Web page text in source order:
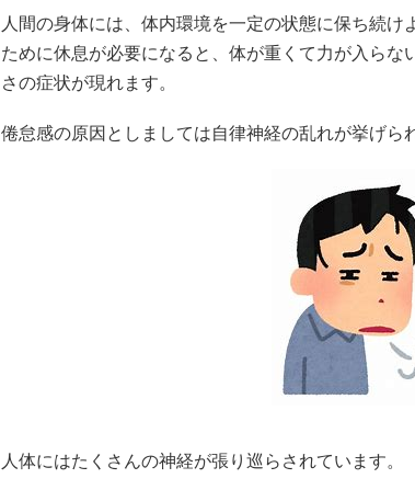
人間の身体には、体内環境を一定の状態に保ち続
ために休息が必要になると、体が重くて力が入ら
さの症状が現れます。
倦怠感の原因としましては自律神経の乱れが挙げら
人体にはたくさんの神経が張り巡らされています。